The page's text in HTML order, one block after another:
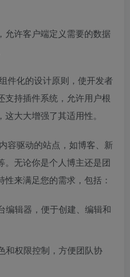
允许客户端定义需要的数据
件化的设计原则，使开发者
支持插件系统，允许用户根
大大增强了其适用性。
容驱动的站点，如博客、新
。无论你是个人博主还是团
来满足您的需求，包括：
编辑器，便于创建、编辑和
和权限控制，方便团队协